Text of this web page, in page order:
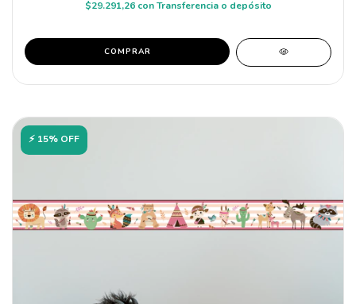
$29.291,26 con Transferencia o depósito
COMPRAR
⚡ 15% OFF